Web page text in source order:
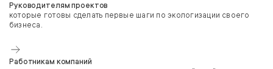
Руководителям проектов
которые готовы сделать первые шаги по экологизации своего
бизнеса.
Работникам компаний